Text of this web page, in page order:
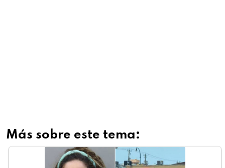
Más sobre este tema: